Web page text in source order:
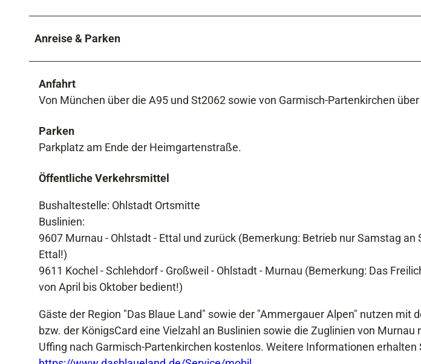
Anreise & Parken
Anfahrt
Von München über die A95 und St2062 sowie von Garmisch-Partenkirchen über
Parken
Parkplatz am Ende der Heimgartenstraße.
Öffentliche Verkehrsmittel
Bushaltestelle: Ohlstadt Ortsmitte
Buslinien:
9607 Murnau - Ohlstadt - Ettal und zurück (Bemerkung: Betrieb nur Samstag
Ettal!)
9611 Kochel - Schlehdorf - Großweil - Ohlstadt - Murnau (Bemerkung: Das
von April bis Oktober bedient!)
Gäste der Region "Das Blaue Land" sowie der "Ammergauer Alpen" nutzen mit
bzw. der KönigsCard eine Vielzahl an Buslinien sowie die Zuglinien von
Uffing nach Garmisch-Partenkirchen kostenlos. Weitere Informationen erhalten